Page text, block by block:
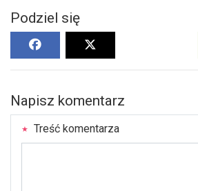
Podziel się
Napisz komentarz
Treść komentarza